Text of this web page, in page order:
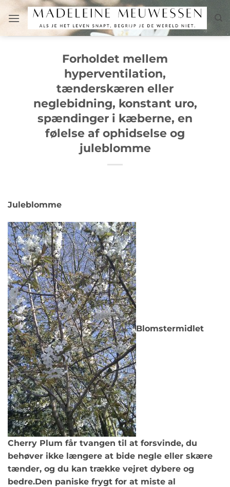
Fortsæt
indhold
Forholdet mellem
hyperventilation,
tænderskæren eller
neglebidning, konstant uro,
spændinger i kæberne, en
følelse af ophidselse og
juleblomme
Juleblomme
Blomstermidlet
Cherry Plum får tvangen til at forsvinde, du
behøver ikke længere at bide negle eller skære
tænder, og du kan trække vejret dybere og
bedre.Den paniske frygt for at miste al